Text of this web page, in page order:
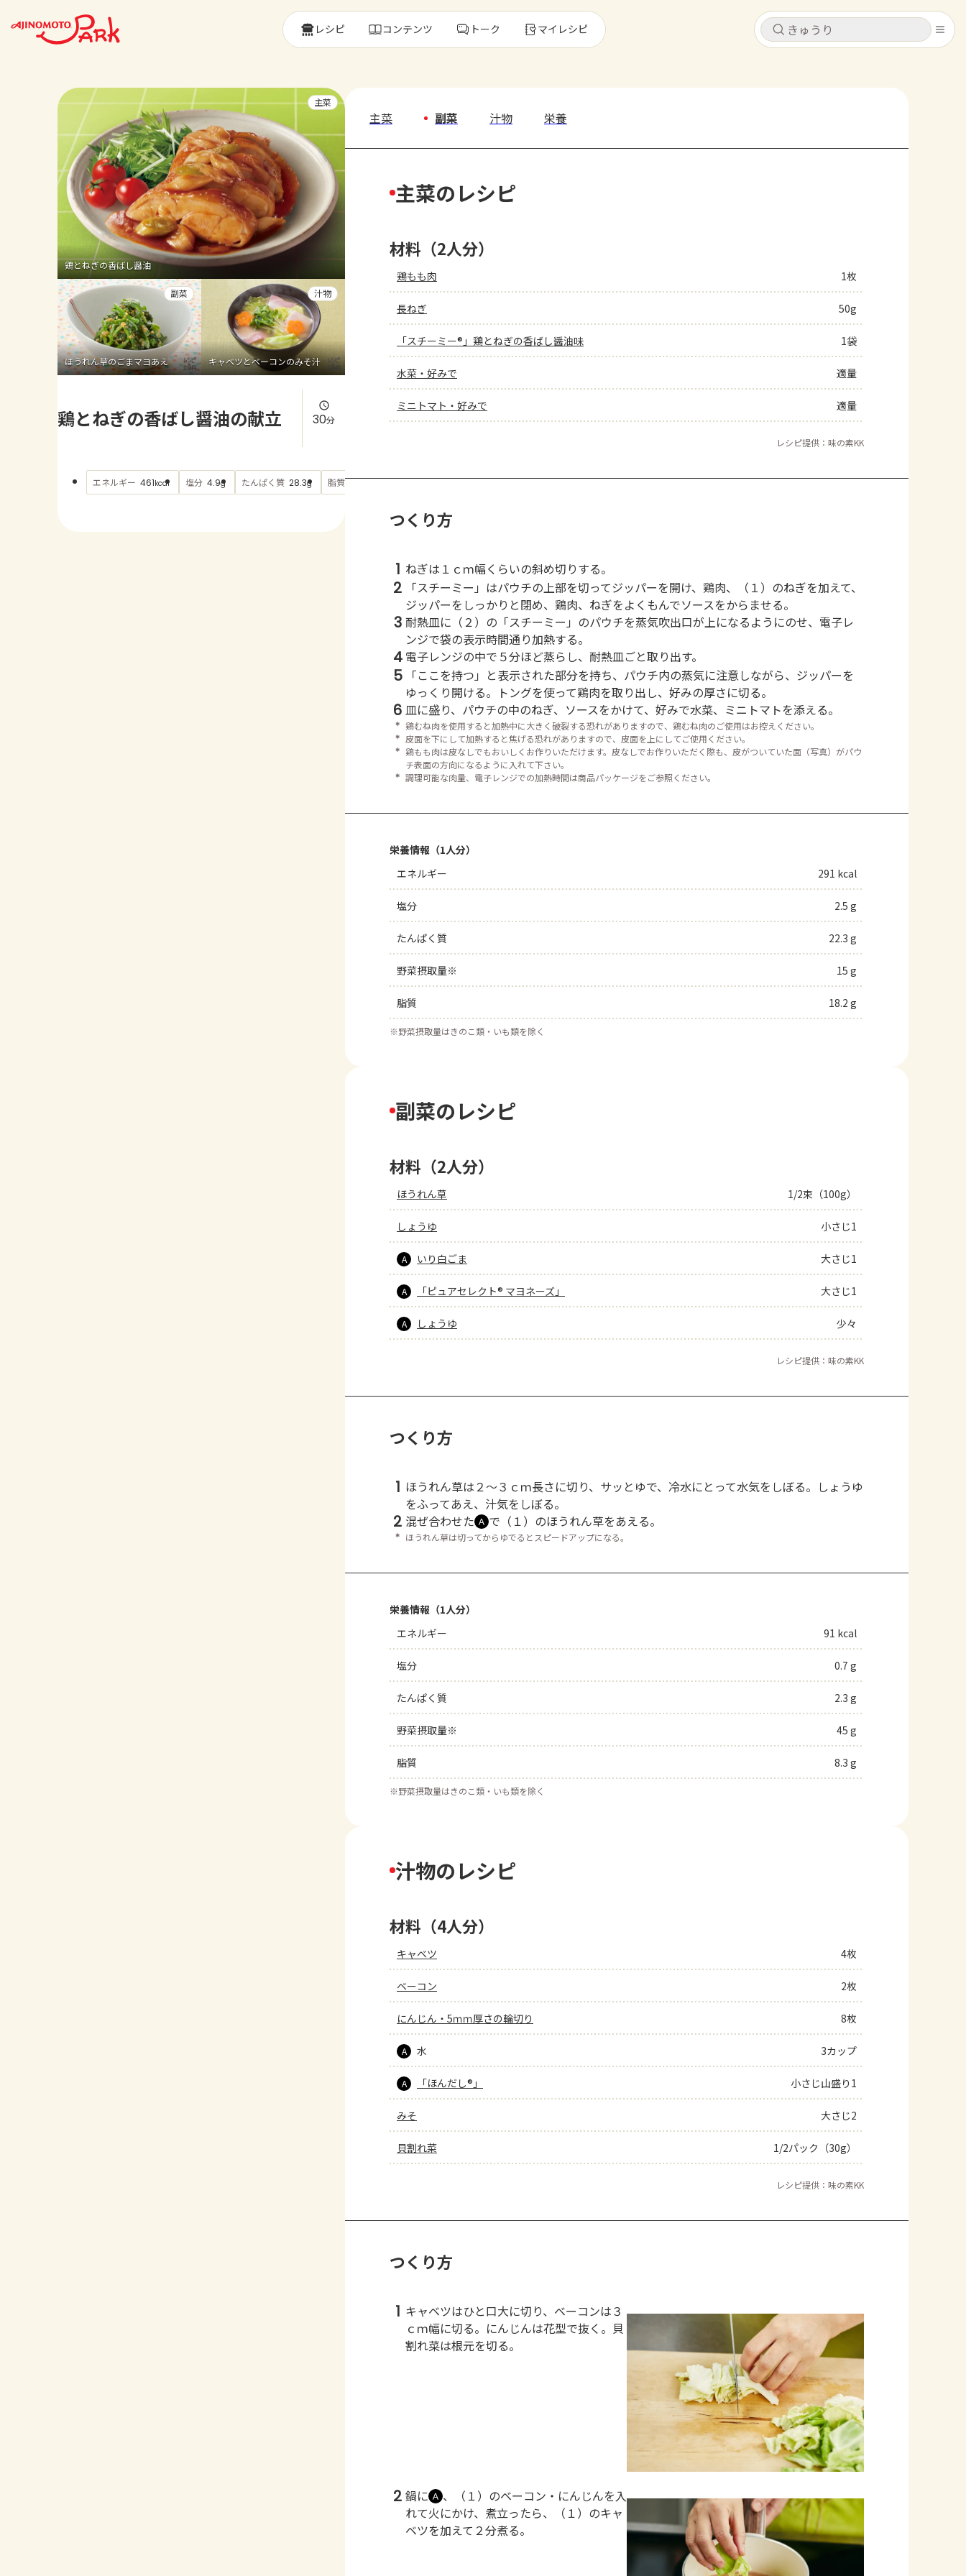
キャンセル
よくあるお問い合わせ
お買い物
キャンセル
レシピ コンテンツ トーク マイレシピ
鶏とねぎの香ばし醤油
主菜
ほうれん草のごまマヨあえ
副菜
キャベツとベーコンのみそ汁
汁物
鶏とねぎの香ばし醤油の献立 30分
エネルギー 461kcal 塩分 4.9g たんぱく質 28.3g 脂質 31.2 もっと見る
主菜 副菜 汁物 栄養
主菜のレシピ
材料（2人分）
鶏もも肉 1枚
長ねぎ 50g
「スチーミー®」鶏とねぎの香ばし醤油味 1袋
水菜・好みで 適量
ミニトマト・好みで 適量
レシピ提供：味の素KK
つくり方
1 ねぎは１ｃｍ幅くらいの斜め切りする。
2
「スチーミー」はパウチの上部を切ってジッパーを開け、鶏肉、（１）のねぎを加えて、
ジッパーをしっかりと閉め、鶏肉、ねぎをよくもんでソースをからませる。
3 耐熱皿に（２）の「スチーミー」のパウチを蒸気吹出口が上になるようにのせ、電子レ
ンジで袋の表示時間通り加熱する。
4 電子レンジの中で５分ほど蒸らし、耐熱皿ごと取り出す。
5
「ここを持つ」と表示された部分を持ち、パウチ内の蒸気に注意しながら、ジッパーを
ゆっくり開ける。トングを使って鶏肉を取り出し、好みの厚さに切る。
6 皿に盛り、パウチの中のねぎ、ソースをかけて、好みで水菜、ミニトマトを添える。
＊ 鶏むね肉を使用すると加熱中に大きく破裂する恐れがありますので、鶏むね肉のご使用はお控えください。
＊ 皮面を下にして加熱すると焦げる恐れがありますので、皮面を上にしてご使用ください。
＊ 鶏もも肉は皮なしでもおいしくお作りいただけます。皮なしでお作りいただく際も、皮がついていた面（写真）がパウ
チ表面の方向になるように入れて下さい。
＊ 調理可能な肉量、電子レンジでの加熱時間は商品パッケージをご参照ください。
栄養情報（1人分）
エネルギー
291 kcal
塩分 2.5 g
たんぱく質 22.3 g
野菜摂取量※ 15 g
脂質 18.2 g
※野菜摂取量はきのこ類・いも類を除く
副菜のレシピ
材料（2人分）
ほうれん草 1/2束（100g）
しょうゆ 小さじ1
A いり白ごま 大さじ1
A 「ピュアセレクト® マヨネーズ」 大さじ1
A しょうゆ 少々
レシピ提供：味の素KK
つくり方
1 ほうれん草は２～３ｃｍ長さに切り、サッとゆで、冷水にとって水気をしぼる。しょうゆ
をふってあえ、汁気をしぼる。
2 混ぜ合わせた Ａ で（１）のほうれん草をあえる。
＊ ほうれん草は切ってからゆでるとスピードアップになる。
栄養情報（1人分）
エネルギー
91 kcal
塩分 0.7 g
たんぱく質 2.3 g
野菜摂取量※ 45 g
脂質 8.3 g
※野菜摂取量はきのこ類・いも類を除く
汁物のレシピ
材料（4人分）
キャベツ 4枚
ベーコン 2枚
にんじん・5ｍｍ厚さの輪切り 8枚
A 水 3カップ
A 「ほんだし®」 小さじ山盛り1
みそ 大さじ2
貝割れ菜 1/2パック（30g）
レシピ提供：味の素KK
つくり方
1 キャベツはひと口大に切り、ベーコンは３
ｃｍ幅に切る。にんじんは花型で抜く。貝
割れ菜は根元を切る。
2 鍋に Ａ 、（１）のベーコン・にんじんを入
れて火にかけ、煮立ったら、（１）のキャ
ベツを加えて２分煮る。